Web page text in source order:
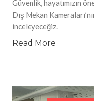
Güvenlik, hayatımızın
Dış Mekan
inceleyeceğiz.
Read More